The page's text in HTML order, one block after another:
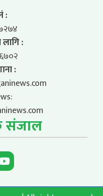
:
लागि :
:
संजाल